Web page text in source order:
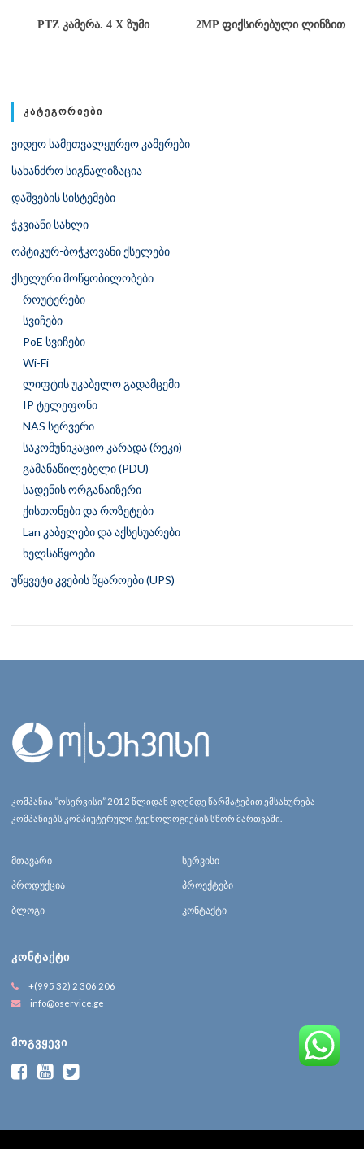
PTZ ᲙᲐᲛᲔᲠᲐ. 4 X ᲖᲣᲛᲘ 2MP ᲤᲘᲥᲡᲘᲠᲔᲑᲣᲚᲘ ᲚᲘᲜᲖᲘᲗ
ᲙᲐᲢᲔᲒᲝᲠᲘᲔᲑᲘ
ვიდეო სამეთვალყურეო კამერები
სახანძრო სიგნალიზაცია
დაშვების სისტემები
ჭკვიანი სახლი
ოპტიკურ-ბოჭკოვანი ქსელები
ქსელური მოწყობილობები
როუტერები
სვიჩები
PoE სვიჩები
Wi-Fi
ლიფტის უკაბელო გადამცემი
IP ტელეფონი
NAS სერვერი
საკომუნიკაციო კარადა (რეკი)
გამანაწილებელი (PDU)
სადენის ორგანაიზერი
ქისთონები და როზეტები
Lan კაბელები და აქსესუარები
ხელსაწყოები
უწყვეტი კვების წყაროები (UPS)
კომპანია “ოსერვისი” 2012 წლიდან დღემდე წარმატებით ემსახურება
კომპანიებს კომპიუტერული ტექნოლოგიების სწორ მართვაში.
მთავარი სერვისი
პროდუქცია პროექტები
ბლოგი კონტაქტი
ᲙᲝᲜᲢᲐᲥᲢᲘ
+(995 32) 2 306 206
info@oservice.ge
ᲛᲝᲒᲕᲧᲔᲕᲘ